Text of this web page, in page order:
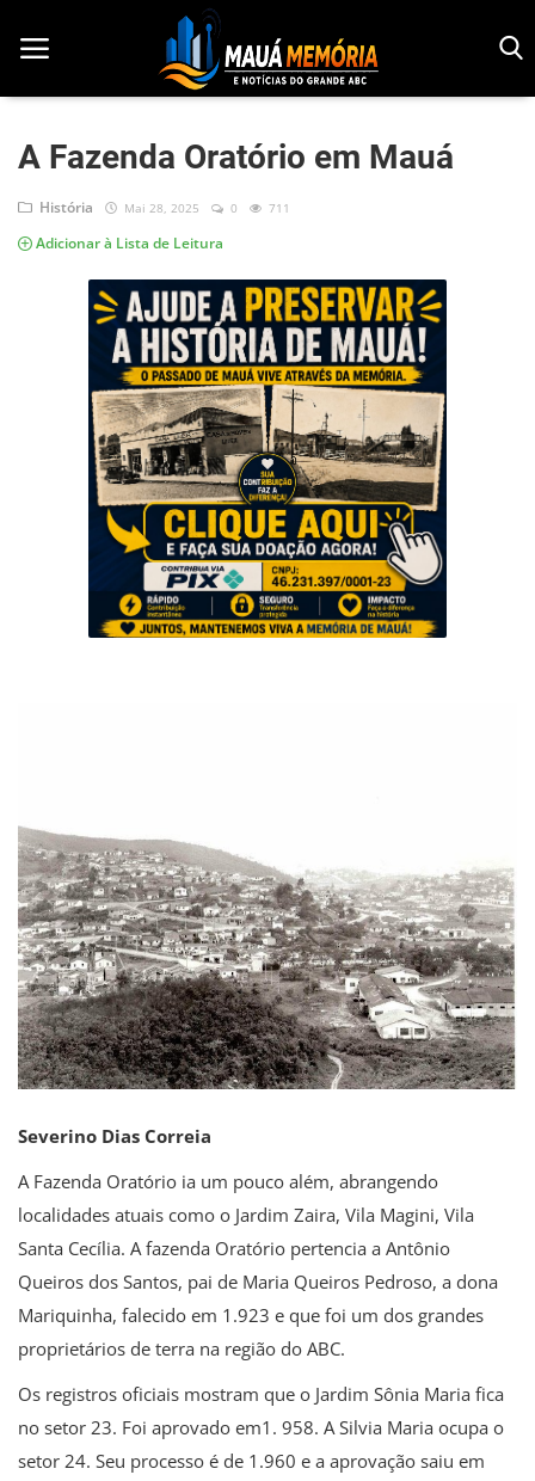
Início
Dorama
História da Família
Entrar
Registrar
Portuguese
A Fazenda Oratório em Mauá
História Mai 28, 2025 0 711
Adicionar à Lista de Leitura
Severino Dias Correia
A Fazenda Oratório ia um pouco além, abrangendo
localidades atuais como o Jardim Zaira, Vila Magini, Vila
Santa Cecília. A fazenda Oratório pertencia a Antônio
Queiros dos Santos, pai de Maria Queiros Pedroso, a dona
Mariquinha, falecido em 1.923 e que foi um dos grandes
proprietários de terra na região do ABC.
Os registros oficiais mostram que o Jardim Sônia Maria fica
no setor 23. Foi aprovado em1. 958. A Silvia Maria ocupa o
setor 24. Seu processo é de 1.960 e a aprovação saiu em